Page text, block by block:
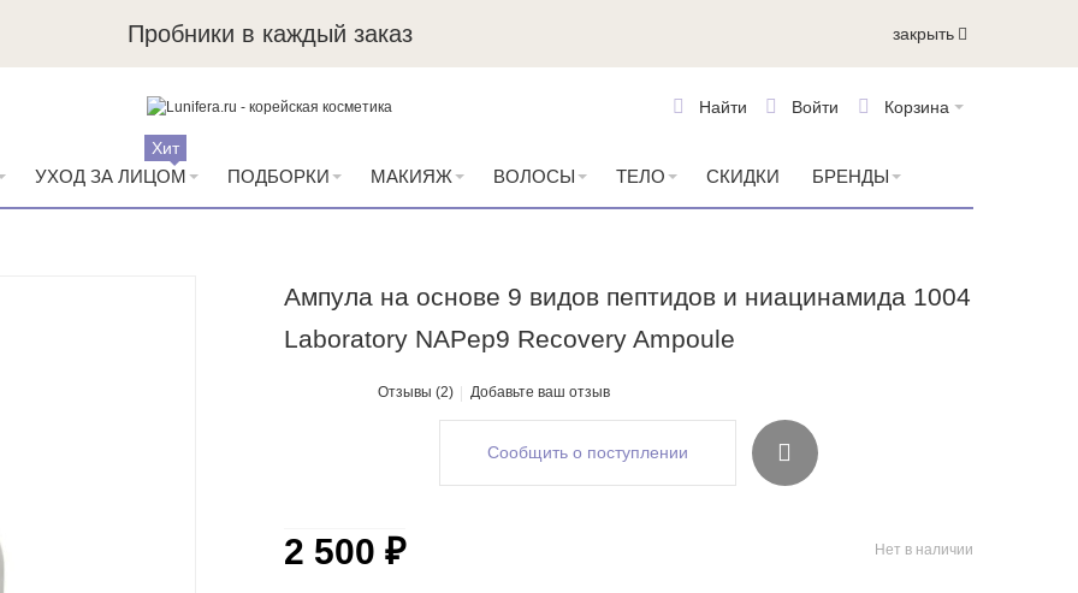
Пробники в каждый заказ закрыть
Корзина
Войти
Найти
УХОД ЗА ЛИЦОМ
Хит
ПОДБОРКИ МАКИЯЖ ВОЛОСЫ ТЕЛО СКИДКИ БРЕНДЫ
Ампула на основе 9 видов пептидов и ниацинамида 1004
Laboratory NAPep9 Recovery Ampoule
Отзывы (2) Добавьте ваш отзыв
Сообщить о поступлении
Нет в наличии
2 500 ₽